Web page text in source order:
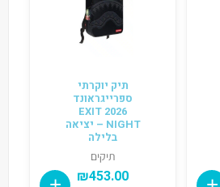
תיק יוקרתי
ספרייגראונד
2026 EXIT
NIGHT – יציאה
בלילה
תיקים
₪453.00